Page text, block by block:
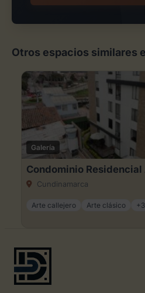
Otros espacios similares
Galería
Condominio
Cundinamarca
Arte callejero Arte clásico +3